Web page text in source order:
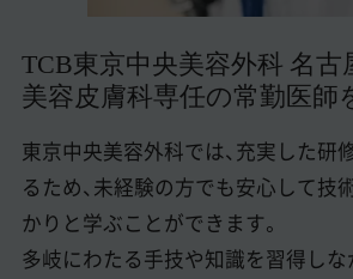
医師採用ご担当者様・その他問い合わせ
TCB東京中央美容外科 名古
美容皮膚科専任の常勤医師
東京中央美容外科では、充実した研
るため、未経験の方でも安心して技
かりと学ぶことができます。
多岐にわたる手技や知識を習得しな